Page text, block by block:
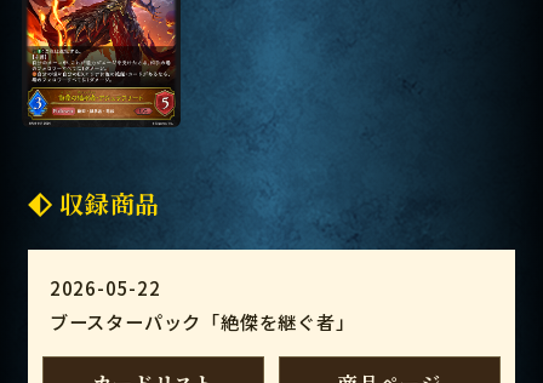
収録商品
2026-05-22
ブースターパック「絶傑を継ぐ者」